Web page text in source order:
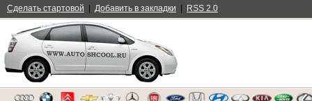
Сделать стартовой Добавить в закладки RSS 2.0